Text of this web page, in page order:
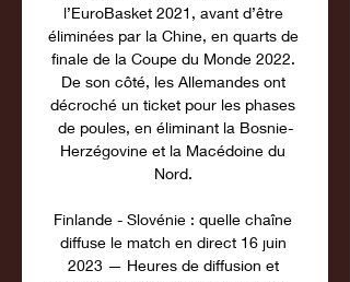
l’EuroBasket 2021, avant d’être
éliminées par la Chine, en quarts de
finale de la Coupe du Monde 2022.
De son côté, les Allemandes ont
décroché un ticket pour les phases
de poules, en éliminant la Bosnie-
Herzégovine et la Macédoine du
Nord.
Finlande - Slovénie : quelle chaîne
diffuse le match en direct 16 juin
2023 — Heures de diffusion et